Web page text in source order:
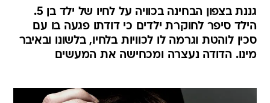
גננת בצפון הבחינה בכוויה על לחיו של ילד בן 5.
הילד סיפר לחוקרת ילדים כי דודתו פגעה בו עם
סכין לוהטת וגרמה לו לכוויות בלחיו, בלשונו ובאיבר
מינו. הדודה נעצרה ומכחישה את המעשים